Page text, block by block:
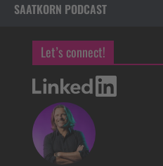
SAATKORN PODCAST
Let’s connect!